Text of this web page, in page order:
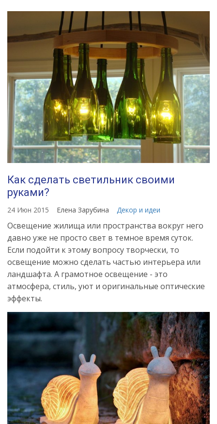
Как сделать светильник своими
руками?
24 Июн 2015 Елена Зарубина Декор и идеи
Освещение жилища или пространства вокруг него
давно уже не просто свет в темное время суток.
Если подойти к этому вопросу творчески, то
освещение можно сделать частью интерьера или
ландшафта. А грамотное освещение - это
атмосфера, стиль, уют и оригинальные оптические
эффекты.